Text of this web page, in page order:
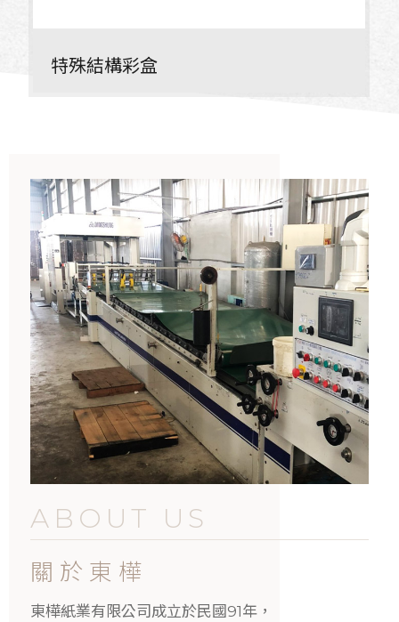
特殊結構彩盒
ABOUT US
關於東樺
東樺紙業有限公司成立於民國91年，